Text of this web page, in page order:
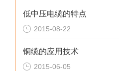
低中压电缆的特点
2015-08-22
铜缆的应用技术
2015-06-05